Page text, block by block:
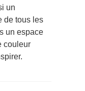
un
de tous les
un espace
couleur